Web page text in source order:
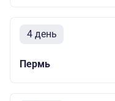
4 день
Пермь